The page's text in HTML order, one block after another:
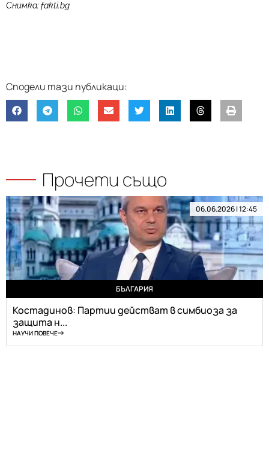
Снимка: fakti.bg
Прочети също
06.06.2026 | 12:45
БЪЛГАРИЯ
Костадинов: Партии действат в симбиоза за
защита н...
НАУЧИ ПОВЕЧЕ